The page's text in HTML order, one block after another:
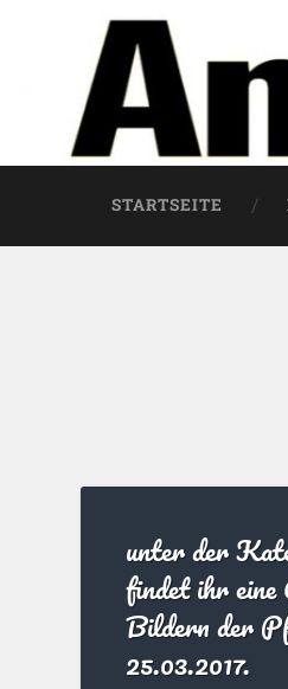
STARTSEITE
unter der
findet ihr eine
Bildern der
25.03.2017.